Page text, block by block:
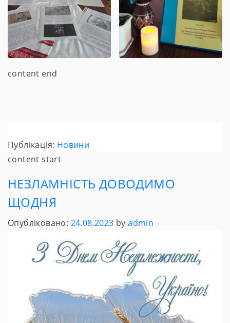
content end
Публікація: Новини
content start
НЕЗЛАМНІСТЬ ДОВОДИМО
ЩОДНЯ
Опубліковано: 24.08.2023 byadmin